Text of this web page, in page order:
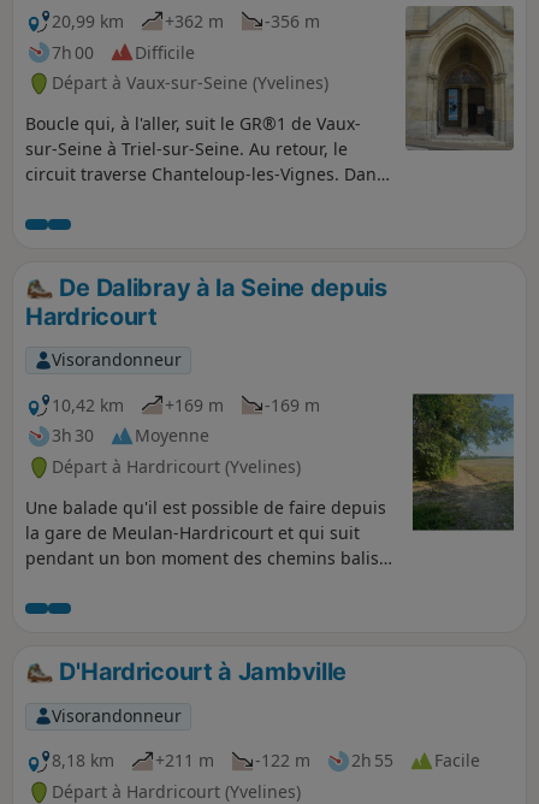
20,99 km
+362 m
-356 m
7h 00
Difficile
Départ à Vaux-sur-Seine (Yvelines)
Boucle qui, à l'aller, suit le GR®1 de Vaux-
sur-Seine à Triel-sur-Seine. Au retour, le
circuit traverse Chanteloup-les-Vignes. Dans
Forêt de l'Hautil.
De Dalibray à la Seine depuis
Hardricourt
Visorandonneur
10,42 km
+169 m
-169 m
3h 30
Moyenne
Départ à Hardricourt (Yvelines)
Une balade qu'il est possible de faire depuis
la gare de Meulan-Hardricourt et qui suit
pendant un bon moment des chemins balisés
identifier, notamment l'accès au GR® 2. Au
l'église d'Hardricourt, passer dans les
champs, voir la Défense, profiter des sous-
bois, admirer la jolie commune de Mézy-sur-
pieds (en été) et profiter des bords de Seine.
Attention, en saison froide, des passages
D'Hardricourt à Jambville
Visorandonneur
8,18 km
+211 m -122 m 2h 55
Facile
Départ à Hardricourt (Yvelines)